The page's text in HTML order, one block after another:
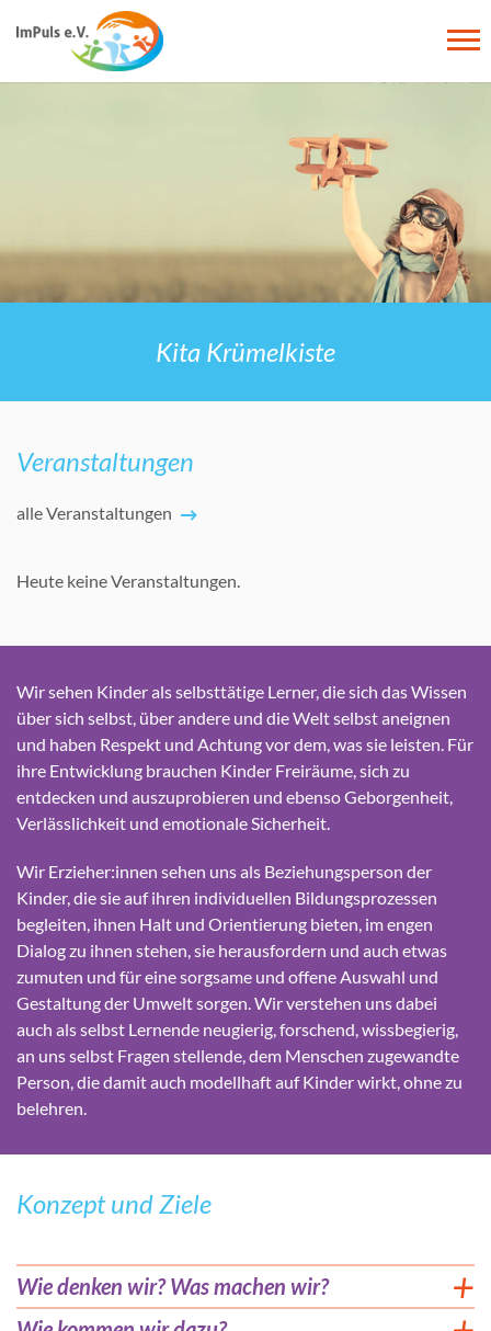
Zum Hauptinhalt springen
Kita Krümelkiste
Veranstaltungen
alle Veranstaltungen
Heute keine Veranstaltungen.
Wir sehen Kinder als selbsttätige Lerner, die sich das Wissen
über sich selbst, über andere und die Welt selbst aneignen
und haben Respekt und Achtung vor dem, was sie leisten. Für
ihre Entwicklung brauchen Kinder Freiräume, sich zu
entdecken und auszuprobieren und ebenso Geborgenheit,
Verlässlichkeit und emotionale Sicherheit.
Wir Erzieher:innen sehen uns als Beziehungsperson der
Kinder, die sie auf ihren individuellen Bildungsprozessen
begleiten, ihnen Halt und Orientierung bieten, im engen
Dialog zu ihnen stehen, sie herausfordern und auch etwas
zumuten und für eine sorgsame und offene Auswahl und
Gestaltung der Umwelt sorgen. Wir verstehen uns dabei
auch als selbst Lernende neugierig, forschend, wissbegierig,
an uns selbst Fragen stellende, dem Menschen zugewandte
Person, die damit auch modellhaft auf Kinder wirkt, ohne zu
belehren.
Konzept und Ziele
Wie denken wir? Was machen wir?